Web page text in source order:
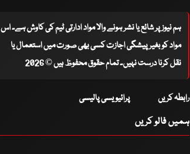
ہم نیوز پر شائع یا نشر ہونے والا مواد ادارتی ٹیم کی کاوش ہے۔ اس
مواد کو بغیر پیشگی اجازت کسی بھی صورت میں استعمال یا
نقل کرنا درست نہیں۔ تمام حقوق محفوظ ہیں © 2026
رابطہ کریں پرائیویسی پالیسی
ہمیں فالو کریں